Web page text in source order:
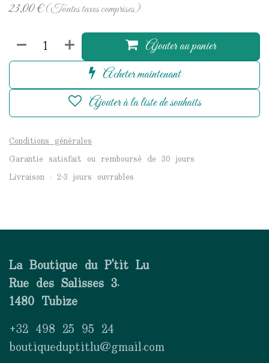
23,00€(Toutes taxes comprises)
Ajouter au panier
Acheter maintenant
Ajouter à la liste de souhaits
Conditions générales
Garantie satisfait ou remboursé de 30 jours
Livraison : 2-3 jours ouvrables
La Boutique du P'tit Lu
Rue des Salisses 3.
1480 Tubize
+32 498 25 95 24
boutiqueduptitlu@gmail.com